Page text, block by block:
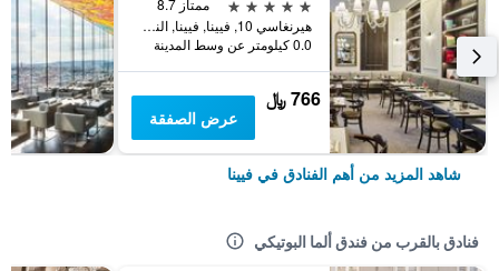
ممتاز 8.7
هيرنغاسي 10, فيينا, فيينا, النمسا
0.0 كيلومتر عن وسط المدينة
766 ﷼
عرض الصفقة
شاهد المزيد من أهم الفنادق في فيينا
فنادق بالقرب من فندق ألما البوتيكي